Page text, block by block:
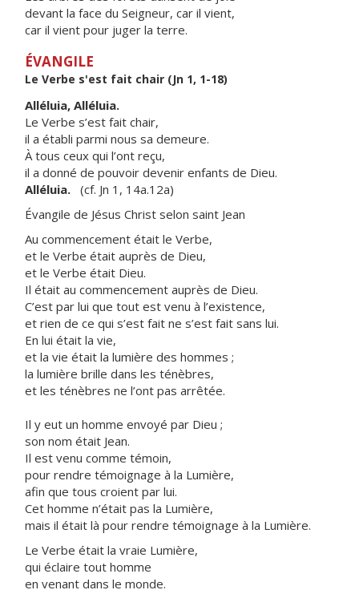
devant la face du Seigneur, car il vient,
car il vient pour juger la terre.
ÉVANGILE
Le Verbe s'est fait chair (Jn 1, 1-18)
Alléluia, Alléluia.
Le Verbe s’est fait chair,
il a établi parmi nous sa demeure.
À tous ceux qui l’ont reçu,
il a donné de pouvoir devenir enfants de Dieu.
Alléluia. (cf. Jn 1, 14a.12a)
Évangile de Jésus Christ selon saint Jean
Au commencement était le Verbe,
et le Verbe était auprès de Dieu,
et le Verbe était Dieu.
Il était au commencement auprès de Dieu.
C’est par lui que tout est venu à l’existence,
et rien de ce qui s’est fait ne s’est fait sans lui.
En lui était la vie,
et la vie était la lumière des hommes ;
la lumière brille dans les ténèbres,
et les ténèbres ne l’ont pas arrêtée.
Il y eut un homme envoyé par Dieu ;
son nom était Jean.
Il est venu comme témoin,
pour rendre témoignage à la Lumière,
afin que tous croient par lui.
Cet homme n’était pas la Lumière,
mais il était là pour rendre témoignage à la Lumière.
Le Verbe était la vraie Lumière,
qui éclaire tout homme
en venant dans le monde.